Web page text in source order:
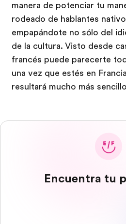
manera de potenciar tu
rodeado de hablantes
empapándote no sólo del
de la cultura. Visto desde
francés puede parecerte
una vez que estés en
resultará mucho más
Encuentra tu